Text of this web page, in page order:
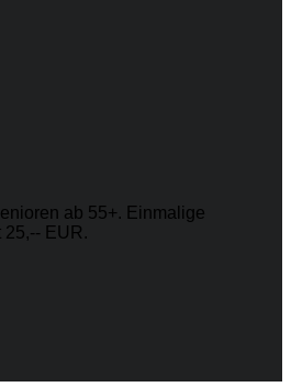
ab 55+. Einmalige
25,-- EUR.